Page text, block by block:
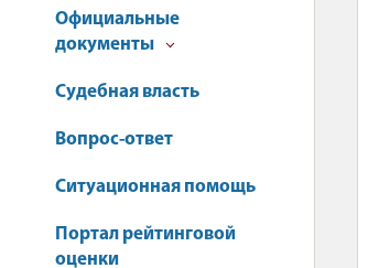
Официальные
документы
Судебная власть
Вопрос-ответ
Ситуационная помощь
Портал рейтинговой
оценки